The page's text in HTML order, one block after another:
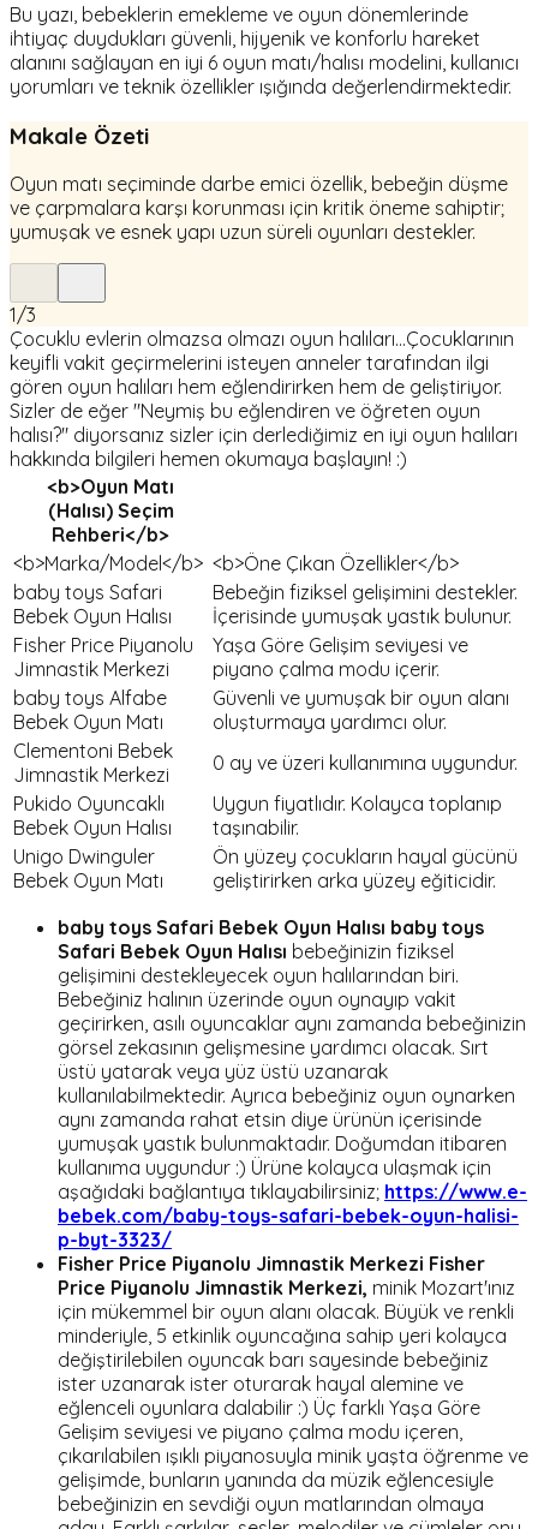
Bu yazı, bebeklerin emekleme ve oyun dönemlerinde
ihtiyaç duydukları güvenli, hijyenik ve konforlu hareket
alanını sağlayan en iyi 6 oyun matı/halısı modelini, kullanıcı
yorumları ve teknik özellikler ışığında değerlendirmektedir.
Makale Özeti
Oyun matı seçiminde darbe emici özellik, bebeğin düşme
ve çarpmalara karşı korunması için kritik öneme sahiptir;
yumuşak ve esnek yapı uzun süreli oyunları destekler.
1/3
Çocuklu evlerin olmazsa olmazı oyun halıları...Çocuklarının
keyifli vakit geçirmelerini isteyen anneler tarafından ilgi
gören oyun halıları hem eğlendirirken hem de geliştiriyor.
Sizler de eğer "Neymiş bu eğlendiren ve öğreten oyun
halısı?" diyorsanız sizler için derlediğimiz en iyi oyun halıları
hakkında bilgileri hemen okumaya başlayın! :)
<b>Oyun Matı
(Halısı) Seçim
Rehberi</b>
<b>Marka/Model</b> <b>Öne Çıkan Özellikler</b>
baby toys Safari
Bebek Oyun Halısı
Bebeğin fiziksel gelişimini destekler.
İçerisinde yumuşak yastık bulunur.
Fisher Price Piyanolu
Jimnastik Merkezi
Yaşa Göre Gelişim seviyesi ve
piyano çalma modu içerir.
baby toys Alfabe
Bebek Oyun Matı
Güvenli ve yumuşak bir oyun alanı
oluşturmaya yardımcı olur.
Clementoni Bebek
Jimnastik Merkezi
0 ay ve üzeri kullanımına uygundur.
Pukido Oyuncaklı
Bebek Oyun Halısı
Uygun fiyatlıdır. Kolayca toplanıp
taşınabilir.
Unigo Dwinguler
Bebek Oyun Matı
Ön yüzey çocukların hayal gücünü
geliştirirken arka yüzey eğiticidir.
baby toys Safari Bebek Oyun Halısı baby toys
Safari Bebek Oyun Halısı bebeğinizin fiziksel
gelişimini destekleyecek oyun halılarından biri.
Bebeğiniz halının üzerinde oyun oynayıp vakit
geçirirken, asılı oyuncaklar aynı zamanda bebeğinizin
görsel zekasının gelişmesine yardımcı olacak. Sırt
üstü yatarak veya yüz üstü uzanarak
kullanılabilmektedir. Ayrıca bebeğiniz oyun oynarken
aynı zamanda rahat etsin diye ürünün içerisinde
yumuşak yastık bulunmaktadır. Doğumdan itibaren
kullanıma uygundur :) Ürüne kolayca ulaşmak için
aşağıdaki bağlantıya tıklayabilirsiniz; https://www.e-
bebek.com/baby-toys-safari-bebek-oyun-halisi-
p-byt-3323/
Fisher Price Piyanolu Jimnastik Merkezi Fisher
Price Piyanolu Jimnastik Merkezi, minik Mozart'ınız
için mükemmel bir oyun alanı olacak. Büyük ve renkli
minderiyle, 5 etkinlik oyuncağına sahip yeri kolayca
değiştirilebilen oyuncak barı sayesinde bebeğiniz
ister uzanarak ister oturarak hayal alemine ve
eğlenceli oyunlara dalabilir :) Üç farklı Yaşa Göre
Gelişim seviyesi ve piyano çalma modu içeren,
çıkarılabilen ışıklı piyanosuyla minik yaşta öğrenme ve
gelişimde, bunların yanında da müzik eğlencesiyle
bebeğinizin en sevdiği oyun matlarından olmaya